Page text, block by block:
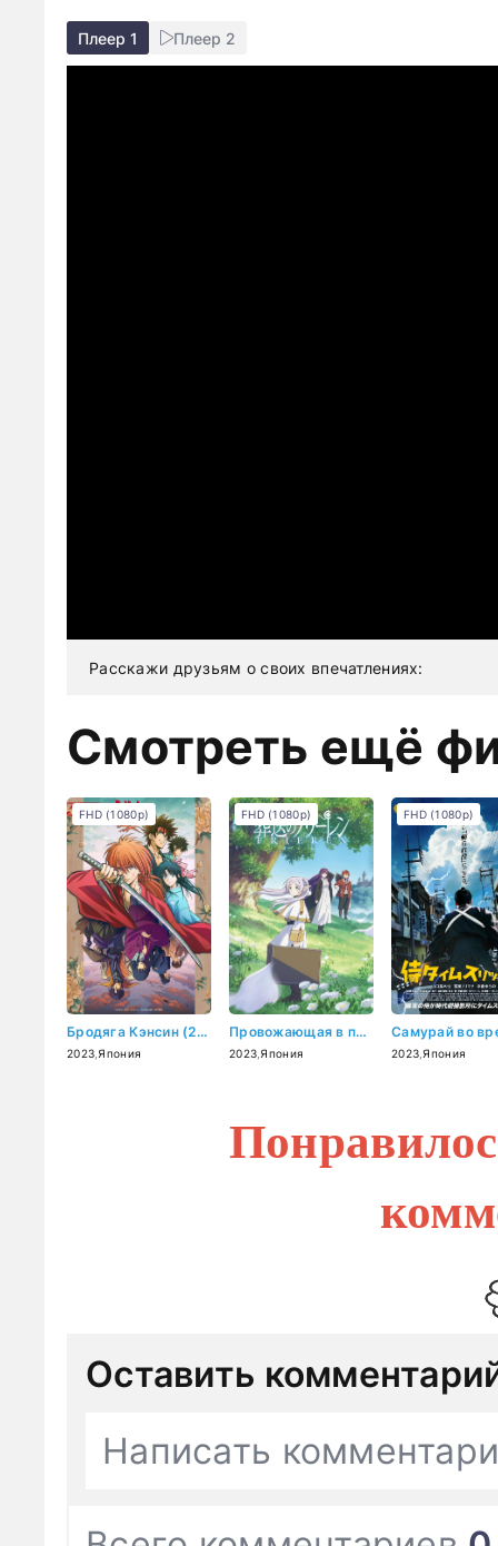
Плеер 1 Плеер 2
Расскажи друзьям о своих впечатлениях:
Смотреть ещё
Бродяга Кэнсин (2023)
2023 Япония
FHD (1080p)
Провожающая в последний путь Фрирен (2023)
2023 Япония
FHD (1080p)
2023 Япония
FHD (1080p)
Оставить
Написать